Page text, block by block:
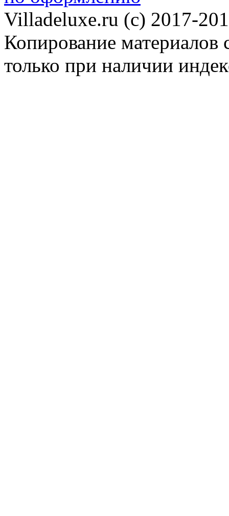
Villadeluxe.ru (c) 2017-
Копирование материалов
только при наличии